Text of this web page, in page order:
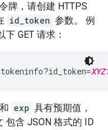
牌，请创建 HTTPS
id_token 参数。 例
GET 请求：
和 exp 具有预期值，
包含 JSON 格式的 ID